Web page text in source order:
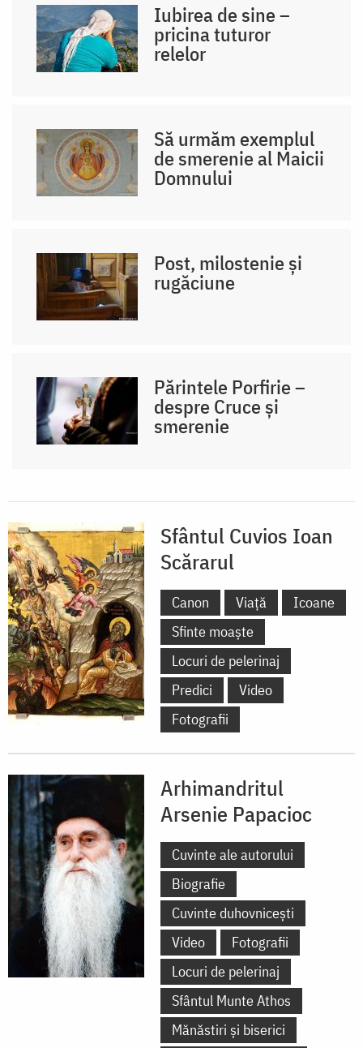
Iubirea de sine –
pricina tuturor
relelor
Să urmăm exemplul
de smerenie al Maicii
Domnului
Post, milostenie și
rugăciune
Părintele Porfirie –
despre Cruce și
smerenie
Sfântul Cuvios Ioan
Scărarul
Canon Viață
Icoane
Sfinte moaște
Locuri de pelerinaj
Predici
Video
Fotografii
Arhimandritul
Arsenie Papacioc
Cuvinte ale autorului
Biografie
Cuvinte duhovnicești
Video
Fotografii
Locuri de pelerinaj
Sfântul Munte Athos
Mănăstiri și biserici